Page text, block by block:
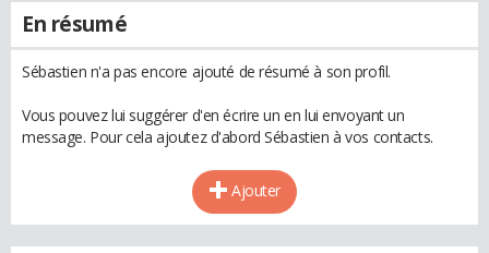
En résumé
Sébastien n'a pas encore ajouté de résumé à son profil.
Vous pouvez lui suggérer d'en écrire un en lui envoyant un
message. Pour cela ajoutez d'abord Sébastien à vos contacts.
Ajouter